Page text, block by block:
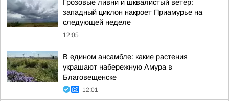
Грозовые ливни и шквалистый ветер:
западный циклон накроет Приамурье на
следующей неделе
12:05
В едином ансамбле: какие растения
украшают набережную Амура в
Благовещенске
12:01